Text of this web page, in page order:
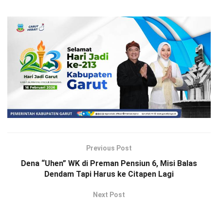
Previous Post
Dena “Uhen” WK di Preman Pensiun 6, Misi Balas
Dendam Tapi Harus ke Citapen Lagi
Next Post